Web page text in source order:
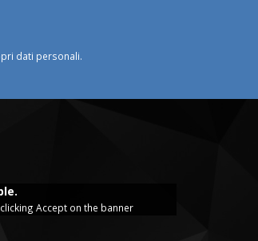
dati personali.
Accept on the banner